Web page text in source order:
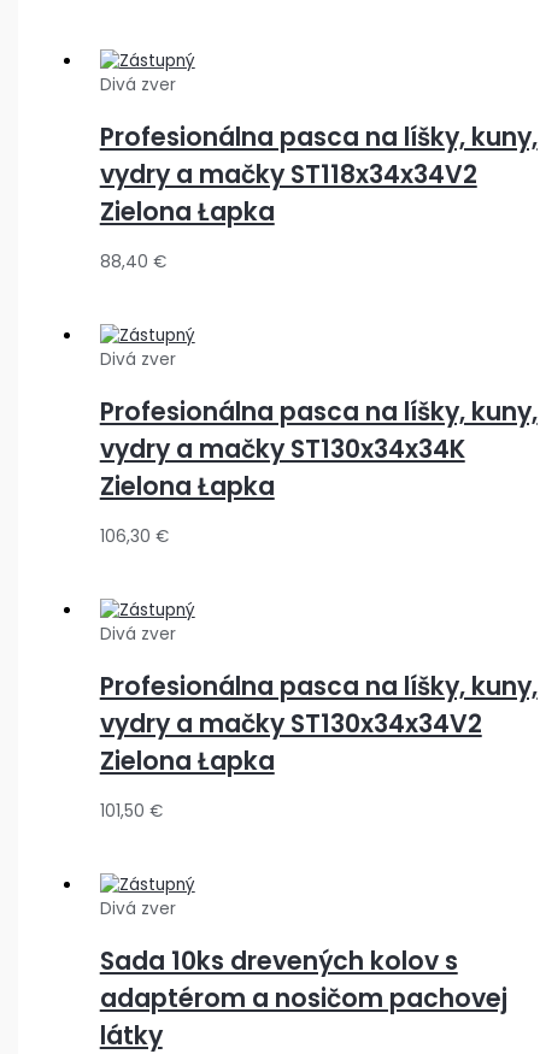
Divá zver
Profesionálna pasca na líšky, kuny,
vydry a mačky ST118x34x34V2
Zielona Łapka
88,40 €
Divá zver
Profesionálna pasca na líšky, kuny,
vydry a mačky ST130x34x34K
Zielona Łapka
106,30 €
Divá zver
Profesionálna pasca na líšky, kuny,
vydry a mačky ST130x34x34V2
Zielona Łapka
101,50 €
Divá zver
Sada 10ks drevených kolov s
adaptérom a nosičom pachovej
látky